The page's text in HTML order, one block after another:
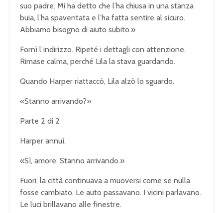
suo padre. Mi ha detto che l’ha chiusa in una stanza
buia, l’ha spaventata e l’ha fatta sentire al sicuro.
Abbiamo bisogno di aiuto subito.»
Fornì l’indirizzo. Ripeté i dettagli con attenzione.
Rimase calma, perché Lila la stava guardando.
Quando Harper riattaccò, Lila alzò lo sguardo.
«Stanno arrivando?»
Parte 2 di 2
Harper annuì.
«Sì, amore. Stanno arrivando.»
Fuori, la città continuava a muoversi come se nulla
fosse cambiato. Le auto passavano. I vicini parlavano.
Le luci brillavano alle finestre.